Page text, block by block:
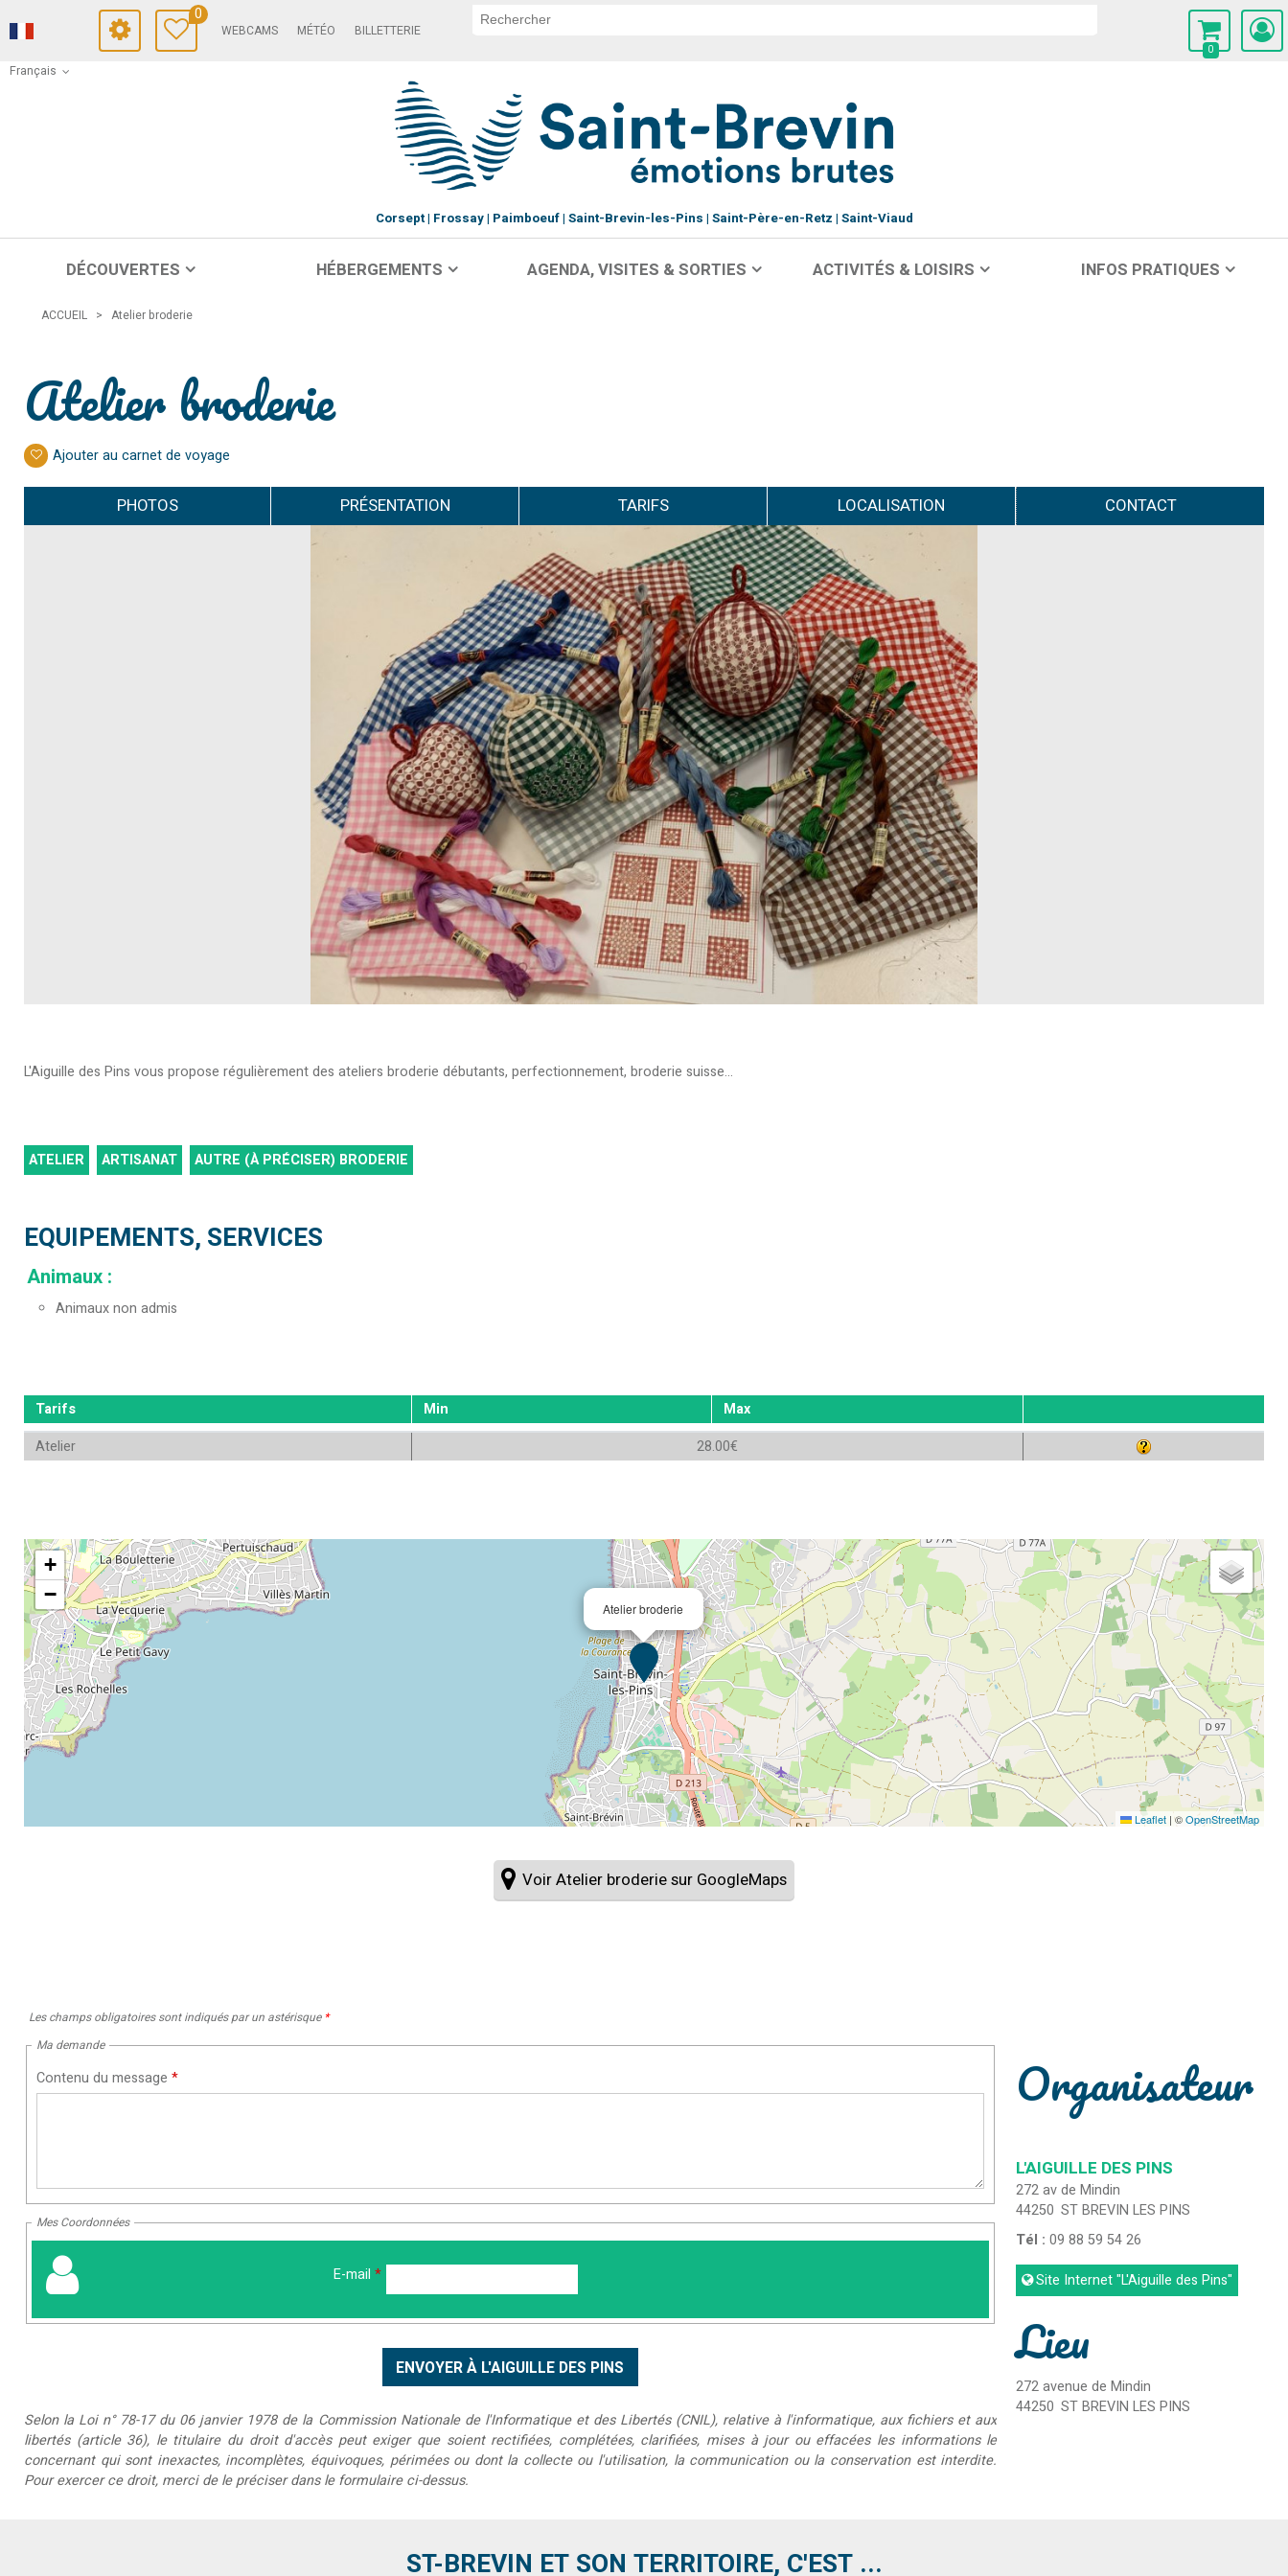
Français
0
WEBCAMS MÉTÉO BILLETTERIE
0
Corsept Frossay Paimboeuf Saint-Brevin-les-Pins Saint-Père-en-Retz Saint-Viaud
DÉCOUVERTES HÉBERGEMENTS AGENDA, VISITES & SORTIES ACTIVITÉS & LOISIRS INFOS PRATIQUES
ACCUEIL > Atelier broderie
Atelier broderie
Ajouter au carnet de voyage
PHOTOS PRÉSENTATION TARIFS LOCALISATION CONTACT
L'Aiguille des Pins vous propose régulièrement des ateliers broderie débutants, perfectionnement, broderie suisse...
ATELIER ARTISANAT AUTRE (À PRÉCISER) BRODERIE
EQUIPEMENTS, SERVICES
Animaux :
Animaux non admis
Tarifs Min
Max
Atelier
28.00€
Atelier broderie
+
−
Leaflet |©OpenStreetMap
Voir Atelier broderie sur GoogleMaps
Les champs obligatoires sont indiqués par un astérisque *
Ma demande
Contenu du message *
Mes Coordonnées
E-mail *
Selon la Loi n° 78-17 du 06 janvier 1978 de la Commission Nationale de l'Informatique et des Libertés (CNIL), relative à l'informatique, aux fichiers et aux
libertés (article 36), le titulaire du droit d'accès peut exiger que soient rectifiées, complétées, clarifiées, mises à jour ou effacées les informations le
concernant qui sont inexactes, incomplètes, équivoques, périmées ou dont la collecte ou l'utilisation, la communication ou la conservation est interdite.
Pour exercer ce droit, merci de le préciser dans le formulaire ci-dessus.
Organisateur
L'AIGUILLE DES PINS
272 av de Mindin
44250 ST BREVIN LES PINS
Tél :09 88 59 54 26
Site Internet"L'Aiguille des Pins"
Lieu
272 avenue de Mindin
44250 ST BREVIN LES PINS
ST-BREVIN ET SON TERRITOIRE, C'EST ...